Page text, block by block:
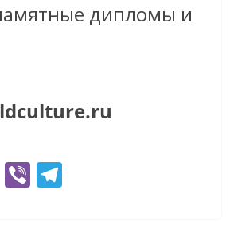
дипломы и
C Vi